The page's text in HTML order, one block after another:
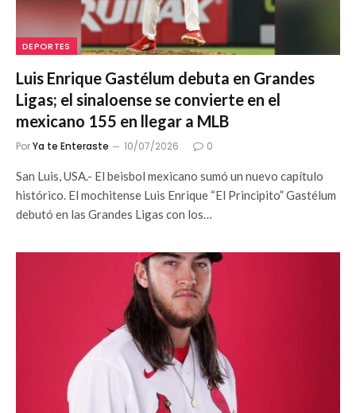
DEPORTES
Luis Enrique Gastélum debuta en Grandes
Ligas; el sinaloense se convierte en el
mexicano 155 en llegar a MLB
PorYa te Enteraste 10/07/2026 0
San Luis, USA.- El beisbol mexicano sumó un nuevo capítulo
histórico. El mochitense Luis Enrique “El Principito” Gastélum
debutó en las Grandes Ligas con los…